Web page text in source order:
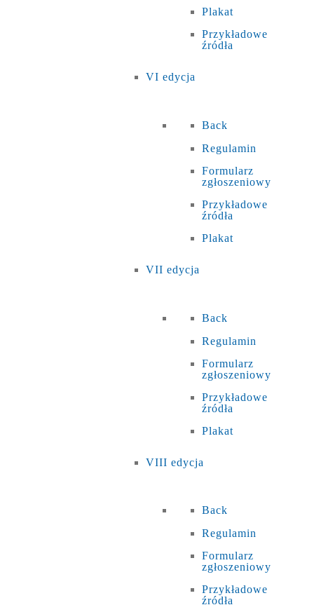
Plakat
Przykładowe
źródła
VI edycja
Back
Regulamin
Formularz
zgłoszeniowy
Przykładowe
źródła
Plakat
VII edycja
Back
Regulamin
Formularz
zgłoszeniowy
Przykładowe
źródła
Plakat
VIII edycja
Back
Regulamin
Formularz
zgłoszeniowy
Przykładowe
źródła